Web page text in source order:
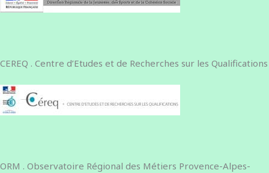
CEREQ . Centre d’Etudes et de Recherches sur les Qualifications
ORM . Observatoire Régional des Métiers Provence-Alpes-